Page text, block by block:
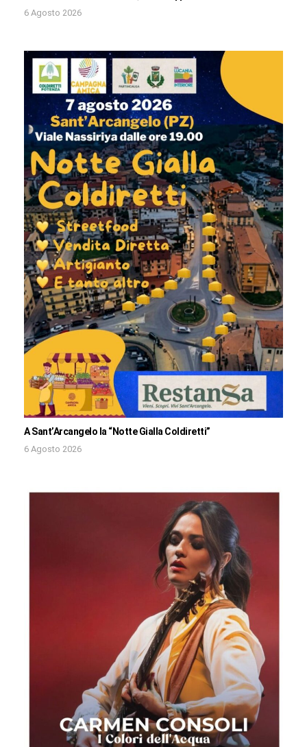
6 Agosto 2026
A Sant’Arcangelo la “Notte Gialla Coldiretti”
6 Agosto 2026